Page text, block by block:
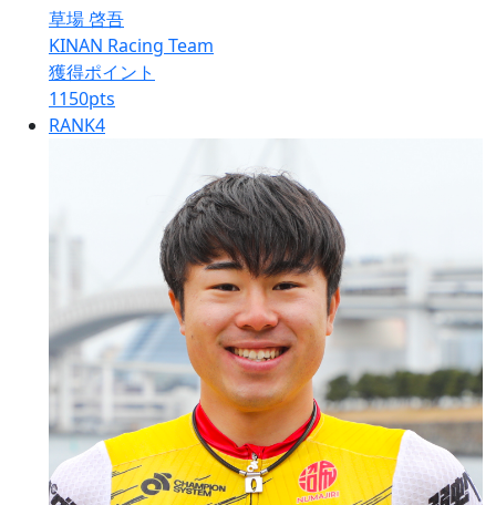
草場 啓吾
KINAN Racing Team
獲得ポイント
1150pts
RANK4